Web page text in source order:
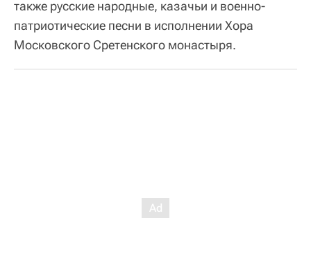
также русские народные, казачьи и военно-
патриотические песни в исполнении Хора
Московского Сретенского монастыря.